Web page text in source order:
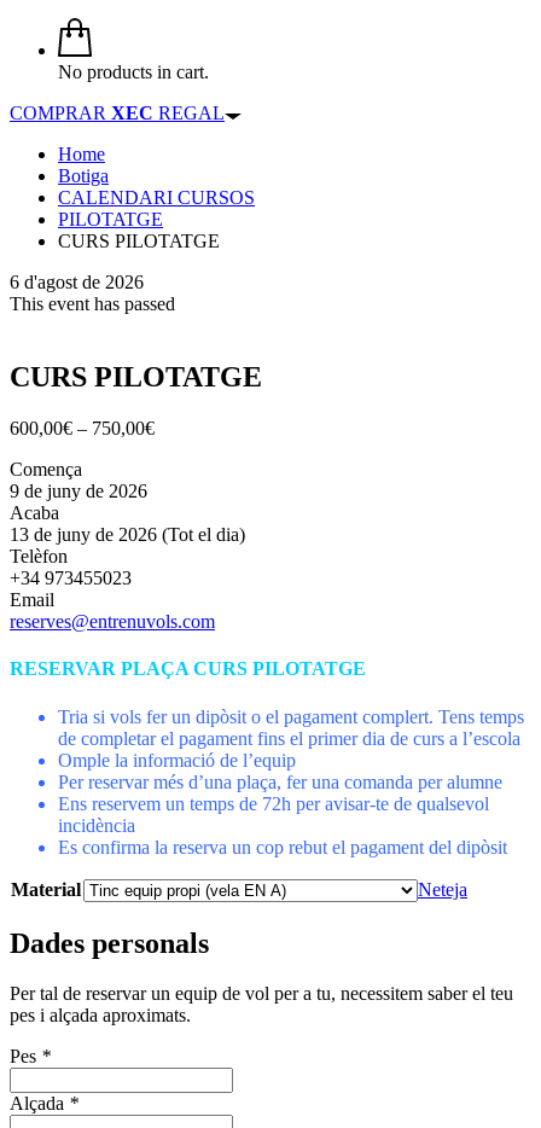
No products in cart.
COMPRAR XEC REGAL
Home
Botiga
CALENDARI CURSOS
PILOTATGE
CURS PILOTATGE
6 d'agost de 2026
This event has passed
CURS PILOTATGE
600,00€ – 750,00€Interval
750,00€
Comença
9 de juny de 2026
Acaba
13 de juny de 2026 (Tot el dia)
Telèfon
+34 973455023
Email
reserves@entrenuvols.com
RESERVAR PLAÇA CURS PILOTATGE
Tria si vols fer un dipòsit o el pagament complert. Tens temps
de completar el pagament fins el primer dia de curs a l’escola
Omple la informació de l’equip
Per reservar més d’una plaça, fer una comanda per alumne
Ens reservem un temps de 72h per avisar-te de qualsevol
incidència
Es confirma la reserva un cop rebut el pagament del dipòsit
Material Neteja
Dades personals
Per tal de reservar un equip de vol per a tu, necessitem saber el teu
pes i alçada aproximats.
Pes *
Alçada *